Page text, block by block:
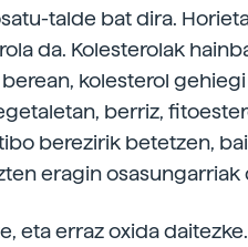
talde bat dira.
da. Kolesterolak
kolesterol
berriz,
berezirik betetzen,
eragin osasungarriak
eta erraz oxida